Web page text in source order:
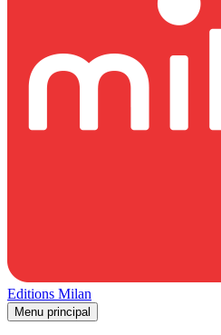
Editions Milan
Menu principal